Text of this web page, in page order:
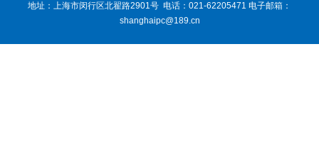
地址：上海市闵行区北翟路2901号 电话：021-62205471 电子邮箱：
shanghaipc@189.cn